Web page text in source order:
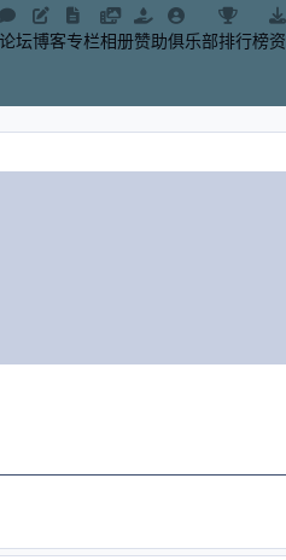
论坛博客专栏相册赞助俱乐部排行榜